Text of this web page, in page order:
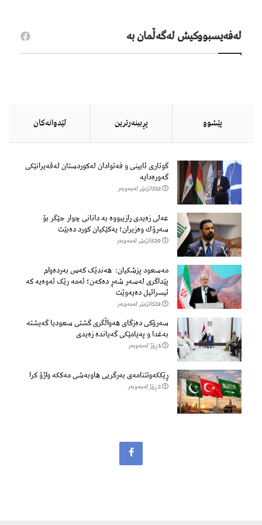
لەفەیسبووكیش لەگەڵمان بە
پێشوو پڕبینەرترین لێدوانەكان
گوتاری ئایینی و فەتوادان لەکوردستان لەقەیرانێکی
گەورەدایە
12كاتژمێر لەمەوبەر
عەلی زەیدی رازیبووە بە دانانی چوار جێگر بۆ
سەرۆك وەزیران؛ یەكێكیان كورد دەبێت
20كاتژمێر لەمەوبەر
مەسعود پزشكیان: هەندێک کەس بەردەوام
پێداگری لەسەر شەڕ دەكەن؛ ئەمە رێک ئەوەیە کە
ئیسرائیل دەیەوێت
23كاتژمێر لەمەوبەر
سەرۆكی دەزگای هەواڵگری گشتی سعودیا گەیشتە
بەغدا و پەیامێكی گەیاندە زەیدی
1 ڕۆژ لەمەوبەر
ڕێککەوتتنامەی بەرگریی هاوبەشی مەککە واژۆ کرا
2 ڕۆژ لەمەوبەر